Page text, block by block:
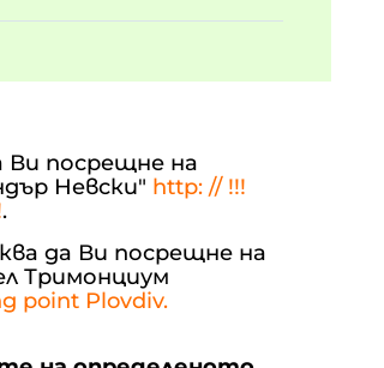
Ви посрещне на
Невски" http: // !!!
.
да Ви посрещне на
Тримонциум
point Plovdiv.